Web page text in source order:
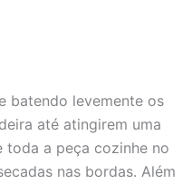
batendo levemente os
até atingirem uma
toda a peça cozinhe no
nas bordas. Além